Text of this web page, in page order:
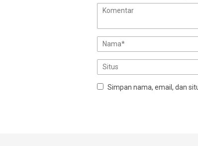
Simpan nama, email, dan